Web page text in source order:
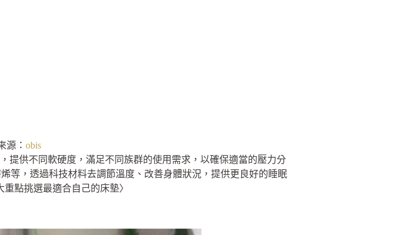
源： obis
提供不同軟硬度，滿足不同族群的使用需求，以確保適當的壓力分
等，透過科技材料去調節溫度、改善身體狀況，提供更良好的睡眠
點挑選最適合自己的床墊〉